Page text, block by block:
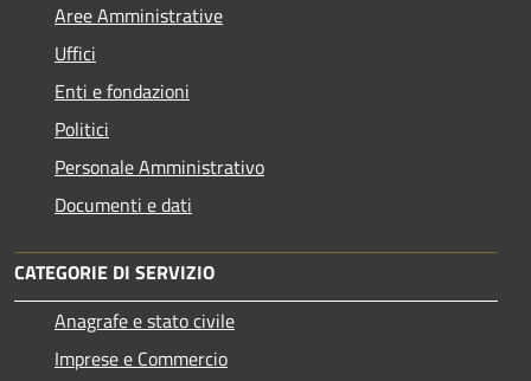
Aree Amministrative
Uffici
Enti e fondazioni
Politici
Personale Amministrativo
Documenti e dati
CATEGORIE DI SERVIZIO
Anagrafe e stato civile
Imprese e Commercio